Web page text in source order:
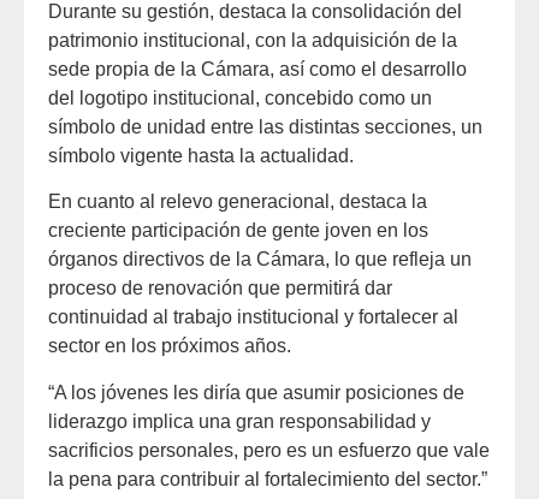
Durante su gestión, destaca la consolidación del
patrimonio institucional, con la adquisición de la
sede propia de la Cámara, así como el desarrollo
del logotipo institucional, concebido como un
símbolo de unidad entre las distintas secciones, un
símbolo vigente hasta la actualidad.
En cuanto al relevo generacional, destaca la
creciente participación de gente joven en los
órganos directivos de la Cámara, lo que refleja un
proceso de renovación que permitirá dar
continuidad al trabajo institucional y fortalecer al
sector en los próximos años.
“A los jóvenes les diría que asumir posiciones de
liderazgo implica una gran responsabilidad y
sacrificios personales, pero es un esfuerzo que vale
la pena para contribuir al fortalecimiento del sector.”